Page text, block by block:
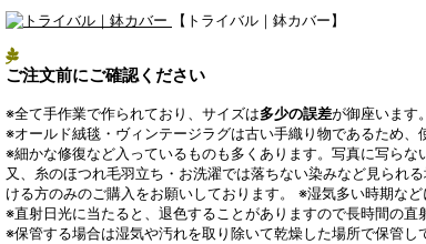
【トライバル｜鉢カバー】
ご注文前にご確認ください
※全て手作業で作られており、サイズは多少の誤差が御座います。
※オールド絨毯・ヴィンテージラグは古い手織り物であるため、
※細かな修復など入っているものも多くあります。写真に写らな
又、糸のほつれ毛羽立ち・お洗濯では落ちない染みなど見られ
ける方のみのご購入をお願いしております。 ※湿気多い時期な
※直射日光に当たると、退色することがありますので長時間の直
※保管する場合は湿気や汚れを取り除いて乾燥した場所で保管し